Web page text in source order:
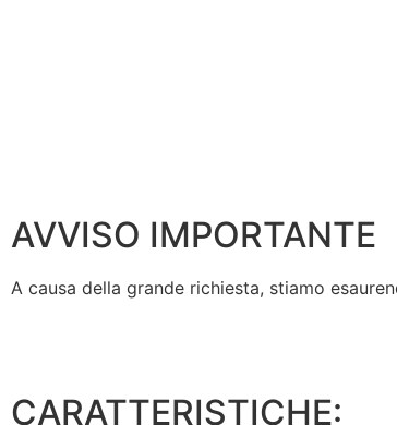
AVVISO IMPORTANTE
A causa della grande richiesta, stiamo
CARATTERISTICHE: